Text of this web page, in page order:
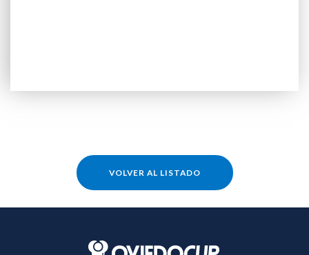
VOLVER AL LISTADO